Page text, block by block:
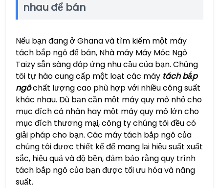
nhau để bán
Nếu bạn đang ở Ghana và tìm kiếm một máy
tách bắp ngô để bán, Nhà máy Máy Móc Ngô
Taizy sẵn sàng đáp ứng nhu cầu của bạn. Chúng
tôi tự hào cung cấp một loạt các máy tách bắp
ngôchất lượng cao phù hợp với nhiều công suất
khác nhau. Dù bạn cần một máy quy mô nhỏ cho
mục đích cá nhân hay một máy quy mô lớn cho
mục đích thương mại, công ty chúng tôi đều có
giải pháp cho bạn. Các máy tách bắp ngô của
chúng tôi được thiết kế để mang lại hiệu suất xuất
sắc, hiệu quả và độ bền, đảm bảo rằng quy trình
tách bắp ngô của bạn được tối ưu hóa và năng
suất.